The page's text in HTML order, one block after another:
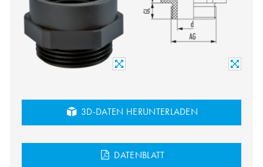
3D-DATEN HERUNTERLADEN
DATENBLATT